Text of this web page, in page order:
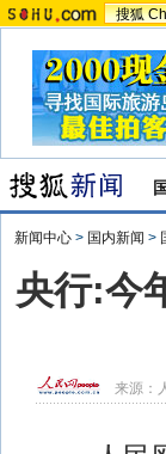
搜狐
新闻中心 > 国内新闻 >
央行:今
来源：